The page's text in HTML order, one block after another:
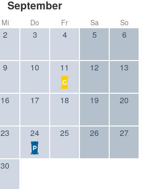
September
Mi Do Fr Sa So
2 3 4 5 6
9 10 11 12 13
16 17 18 19 20
23 24 25 26 27
30